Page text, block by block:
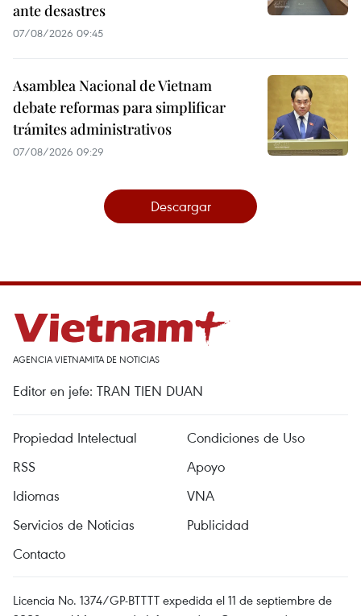
ante desastres
07/08/2026 09:45
Asamblea Nacional de Vietnam
debate reformas para simplificar
trámites administrativos
07/08/2026 09:29
Descargar
AGENCIA VIETNAMITA DE NOTICIAS
Editor en jefe: TRAN TIEN DUAN
Propiedad Intelectual
Condiciones de Uso
RSS
Apoyo
Idiomas
VNA
Servicios de Noticias
Publicidad
Contacto
Licencia No. 1374/GP-BTTTT expedida el 11 de septiembre de